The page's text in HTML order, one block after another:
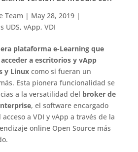
Team | May 28, 2019|
UDS, vApp, VDI
plataforma e-Learning que
a escritorios y vApp
y Linuxcomo si fueran un
Esta pionera funcionalidad se
a la versatilidad del broker de
, el software encargado
a VDI y vApp a través de la
online Open Source más